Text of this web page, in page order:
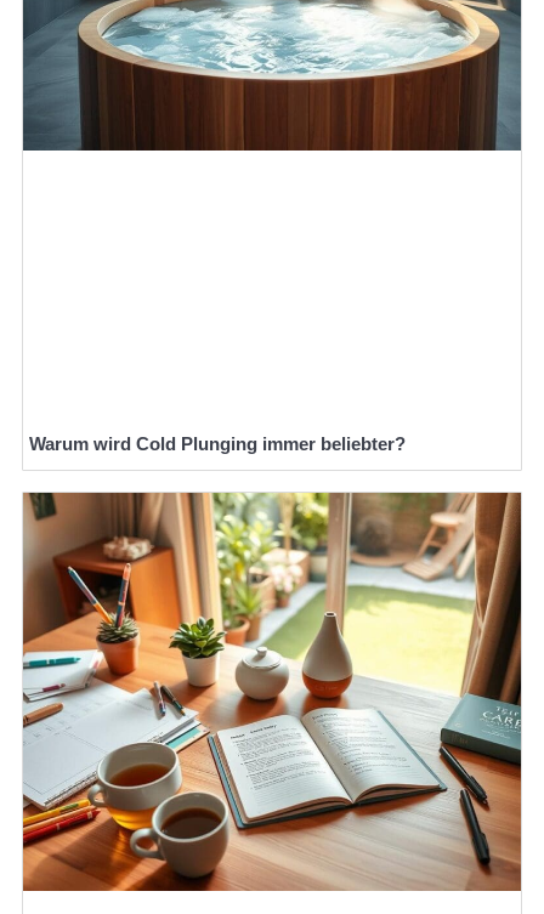
Warum wird Cold Plunging immer beliebter?